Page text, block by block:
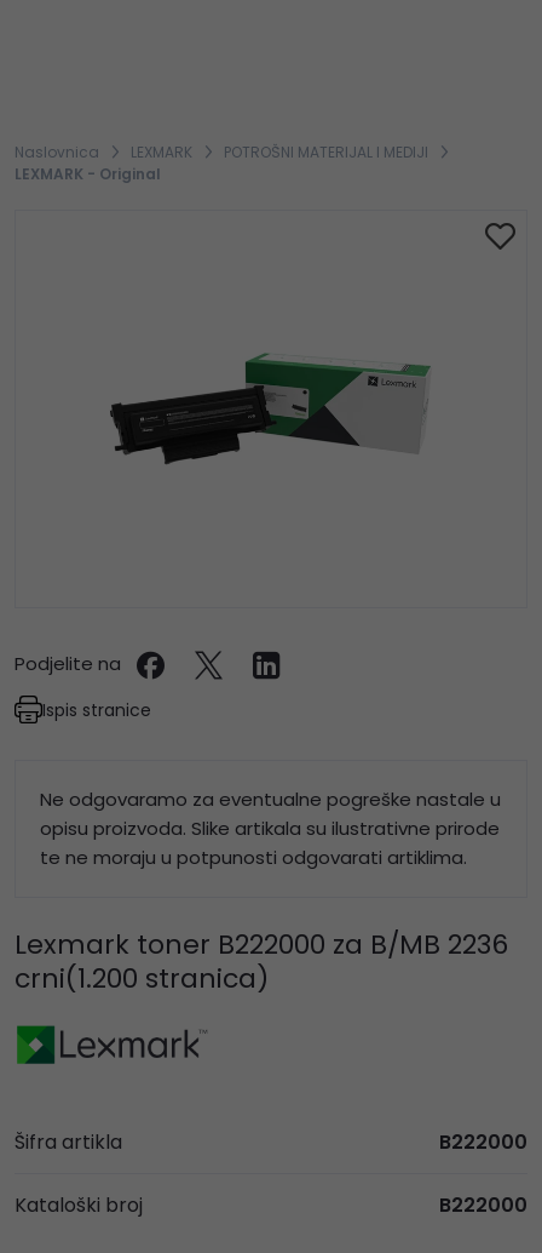
Naslovnica LEXMARK
POTROŠNI MATERIJAL I MEDIJI
LEXMARK - Original
Podjelite na
Ispis stranice
Ne odgovaramo za eventualne pogreške nastale u
opisu proizvoda. Slike artikala su ilustrativne prirode
te ne moraju u potpunosti odgovarati artiklima.
Lexmark toner B222000 za B/MB 2236
crni(1.200 stranica)
Šifra artikla B222000
Kataloški broj B222000